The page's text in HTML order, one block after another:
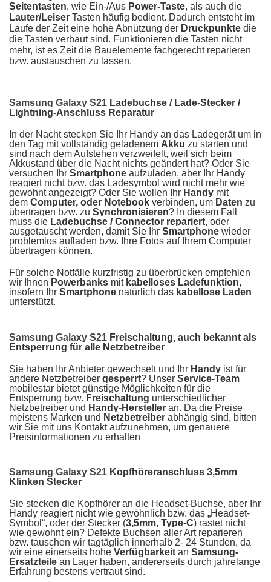
Seitentasten, wie Ein-/Aus Power-Taste, als auch die
Lauter/Leiser Tasten häufig bedient. Dadurch entsteht im
Laufe der Zeit eine hohe Abnützung der Druckpunkte die
die Tasten verbaut sind. Funktionieren die Tasten nicht
mehr, ist es Zeit die Bauelemente fachgerecht reparieren
bzw. austauschen zu lassen.
Samsung Galaxy S21 Ladebuchse / Lade-Stecker /
Lightning-Anschluss Reparatur
In der Nacht stecken Sie Ihr Handy an das Ladegerät um in
den Tag mit vollständig geladenem Akku zu starten und
sind nach dem Aufstehen verzweifelt, weil sich beim
Akkustand über die Nacht nichts geändert hat? Oder Sie
versuchen Ihr Smartphone aufzuladen, aber Ihr Handy
reagiert nicht bzw. das Ladesymbol wird nicht mehr wie
gewohnt angezeigt? Oder Sie wollen Ihr Handy mit
dem Computer, oder Notebook verbinden, um Daten zu
übertragen bzw. zu Synchronisieren? In diesem Fall
muss die Ladebuchse / Connector repariert, oder
ausgetauscht werden, damit Sie Ihr Smartphone wieder
problemlos aufladen bzw. Ihre Fotos auf Ihrem Computer
übertragen können.
Für solche Notfälle kurzfristig zu überbrücken empfehlen
wir Ihnen Powerbanks mit kabelloses Ladefunktion,
insofern Ihr Smartphone natürlich das kabellose Laden
unterstützt.
Samsung Galaxy S21 Freischaltung, auch bekannt als
Entsperrung für alle Netzbetreiber
Sie haben Ihr Anbieter gewechselt und Ihr Handy ist für
andere Netzbetreiber gesperrt? Unser Service-Team
mobilestar bietet günstige Möglichkeiten für die
Entsperrung bzw. Freischaltung unterschiedlicher
Netzbetreiber und Handy-Hersteller an. Da die Preise
meistens Marken und Netzbetreiber abhängig sind, bitten
wir Sie mit uns Kontakt aufzunehmen, um genauere
Preisinformationen zu erhalten
Samsung Galaxy S21 Kopfhöreranschluss 3,5mm
Klinken Stecker
Sie stecken die Kopfhörer an die Headset-Buchse, aber Ihr
Handy reagiert nicht wie gewöhnlich bzw. das „Headset-
Symbol“, oder der Stecker (3,5mm, Type-C) rastet nicht
wie gewohnt ein? Defekte Buchsen aller Art reparieren
bzw. tauschen wir tagtäglich innerhalb 2- 24 Stunden, da
wir eine einerseits hohe Verfügbarkeit an Samsung-
Ersatzteile an Lager haben, andererseits durch jahrelange
Erfahrung bestens vertraut sind.